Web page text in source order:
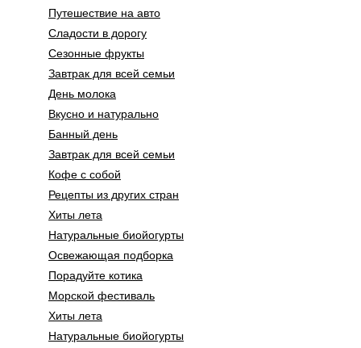
Путешествие на авто
Сладости в дорогу
Сезонные фрукты
Завтрак для всей семьи
День молока
Вкусно и натурально
Банный день
Завтрак для всей семьи
Кофе с собой
Рецепты из других стран
Хиты лета
Натуральные биойогурты
Освежающая подборка
Порадуйте котика
Морской фестиваль
Хиты лета
Натуральные биойогурты